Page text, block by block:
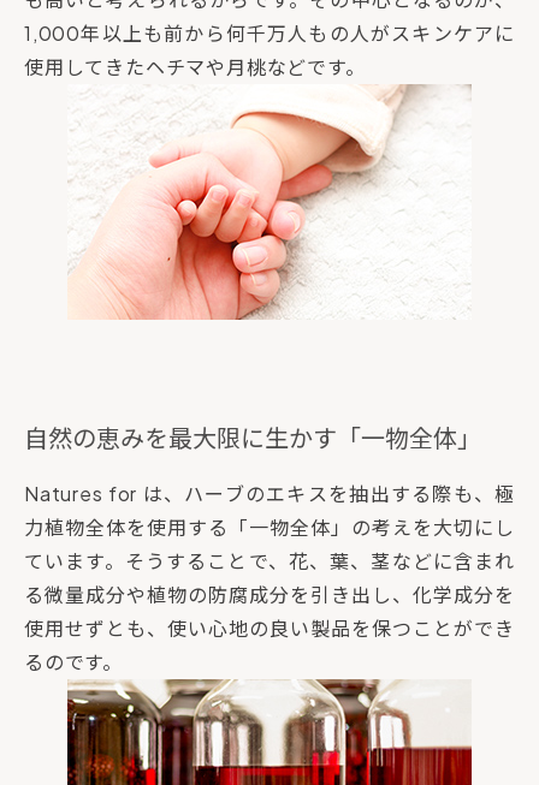
1,000年以上も前から何千万人もの人がスキンケアに
使用してきたヘチマや月桃などです。
自然の恵みを最大限に生かす「一物全体」
Natures for は、ハーブのエキスを抽出する際も、極
力植物全体を使用する「一物全体」の考えを大切にし
ています。そうすることで、花、葉、茎などに含まれ
る微量成分や植物の防腐成分を引き出し、化学成分を
使用せずとも、使い心地の良い製品を保つことができ
るのです。